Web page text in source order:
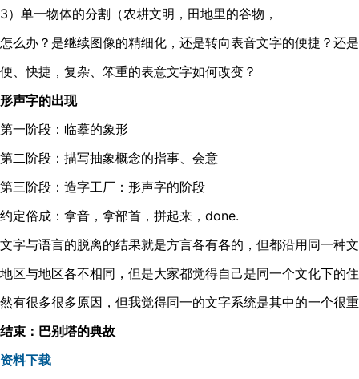
3）单一物体的分割（农耕文明，田地里的谷物，
怎么办？是继续图像的精细化，还是转向表音文字的便捷？还
便、快捷，复杂、笨重的表意文字如何改变？
形声字的出现
第一阶段：临摹的象形
第二阶段：描写抽象概念的指事、会意
第三阶段：造字工厂：形声字的阶段
约定俗成：拿音，拿部首，拼起来，done.
文字与语言的脱离的结果就是方言各有各的，但都沿用同一种
地区与地区各不相同，但是大家都觉得自己是同一个文化下的
然有很多很多原因，但我觉得同一的文字系统是其中的一个很
结束：巴别塔的典故
资料下载